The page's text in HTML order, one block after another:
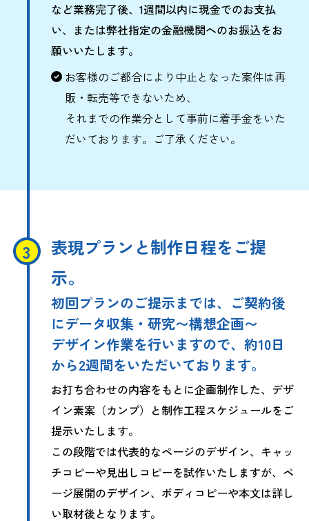
など業務完了後、1週間以内に現金でのお支払
い、または弊社指定の金融機関へのお振込をお
願いいたします。
お客様のご都合により中止となった案件は再
販・転売等できないため、
それまでの作業分として事前に着手金をいた
だいております。ご了承ください。
表現プランと制作日程をご提
示。
初回プランのご提示までは、ご契約後
にデータ収集・研究〜構想企画〜
デザイン作業を行いますので、約10日
から2週間をいただいております。
お打ち合わせの内容をもとに企画制作した、デザ
イン素案（カンプ）と制作工程スケジュールをご
提示いたします。
この段階では代表的なページのデザイン、キャッ
チコピーや見出しコピーを試作いたしますが、ペ
ージ展開のデザイン、ボディコピーや本文は詳し
い取材後となります。